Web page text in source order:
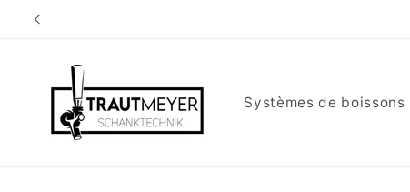
passer
Systèmes de boissons